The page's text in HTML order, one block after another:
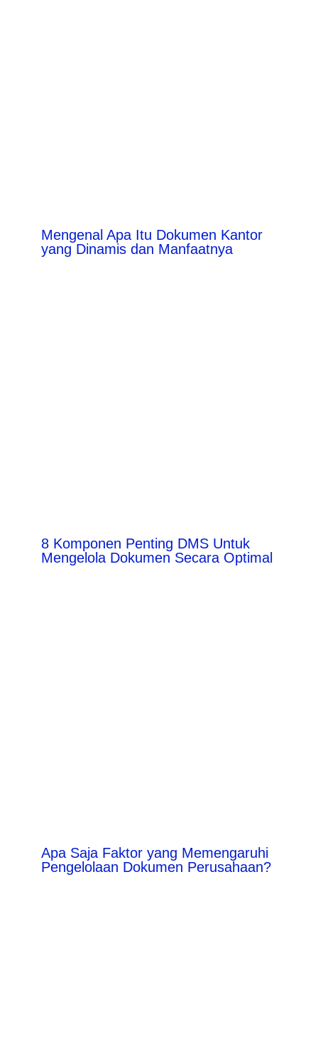
Mengenal Apa Itu Dokumen Kantor
yang Dinamis dan Manfaatnya
8 Komponen Penting DMS Untuk
Mengelola Dokumen Secara Optimal
Apa Saja Faktor yang Memengaruhi
Pengelolaan Dokumen Perusahaan?